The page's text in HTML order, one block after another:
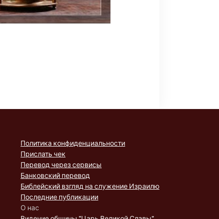
Политика конфиденциальности
Прислать чек
Перевод через сервисы
Банковский перевод
Библейский взгляд на служение Израилю
Последние публикации
О нас